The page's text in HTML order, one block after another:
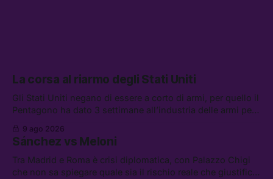
La corsa al riarmo degli Stati Uniti
Gli Stati Uniti negano di essere a corto di armi, per quello il
Pentagono ha dato 3 settimane all’industria delle armi per
continuerà ad usare i servizi di Palantir, la protesta contro
La Russa, e la centrale elettrica di Amazon in Texas
9 ago 2026
Sánchez vs Meloni
Tra Madrid e Roma è crisi diplomatica, con Palazzo Chigi
che non sa spiegare quale sia il rischio reale che giustifica